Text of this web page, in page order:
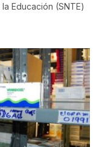
Educación (SNTE)